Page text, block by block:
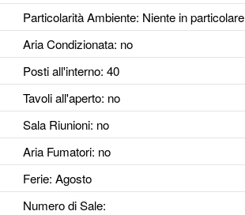
Particolarità Ambiente: Niente in particolare
Aria Condizionata: no
Posti all'interno: 40
Tavoli all'aperto: no
Sala Riunioni: no
Aria Fumatori: no
Ferie: Agosto
Numero di Sale: